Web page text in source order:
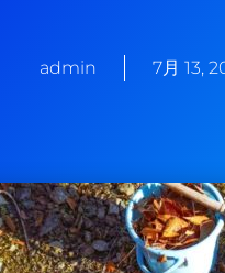
admin 7月 13,